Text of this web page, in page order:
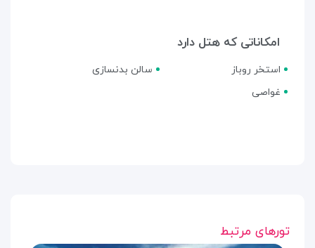
امکاناتی که هتل دارد
استخر روباز
سالن بدنسازی
غواصی
تورهای مرتبط